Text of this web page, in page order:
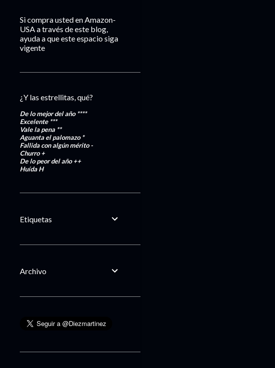
Si compra usted en Amazon-
USA a través de este blog,
ayuda a que este espacio siga
vigente
¿Y las estrellitas, qué?
De lo mejor del año ****
Excelente***
Vale la pena **
Aguanta el palomazo *
Fallida con algún mérito-
Churro+
De lo peor del año++
HuídaH
Etiquetas
Archivo